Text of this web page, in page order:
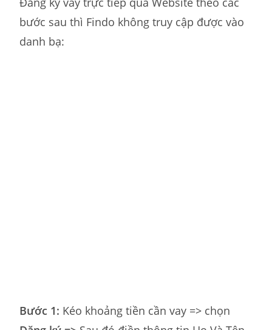
bước sau thì Findo không truy cập được vào
danh bạ:
Bước 1: Kéo khoảng tiền cần vay => chọn